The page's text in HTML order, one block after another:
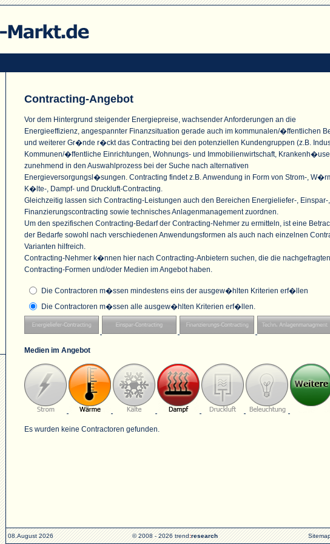
Contracting-Angebot
Vor dem Hintergrund steigender Energiepreise, wachsender Anforderungen an die
Energieeffizienz, angespannter Finanzsituation gerade auch im kommunalen/�ffentlichen
und weiterer Gr�nde r�ckt das Contracting bei den potenziellen Kundengruppen (z.B.
Kommunen/�ffentliche Einrichtungen, Wohnungs- und Immobilienwirtschaft,
zunehmend in den Auswahlprozess bei der Suche nach alternativen
Energieversorgungsl�sungen. Contracting findet z.B. Anwendung in Form von Strom-,
K�lte-, Dampf- und Druckluft-Contracting.
Gleichzeitig lassen sich Contracting-Leistungen auch den Bereichen Energieliefer-, Einspar-,
Finanzierungscontracting sowie technisches Anlagenmanagement zuordnen.
Um den spezifischen Contracting-Bedarf der Contracting-Nehmer zu ermitteln, ist eine
der Bedarfe sowohl nach verschiedenen Anwendungsformen als auch nach einzelnen
Varianten hilfreich.
Contracting-Nehmer k�nnen hier nach Contracting-Anbietern suchen, die die nachgefragten
Contracting-Formen und/oder Medien im Angebot haben.
Die Contractoren m�ssen mindestens eins der ausgew�hlten Kriterien erf�llen
Die Contractoren m�ssen alle ausgew�hlten Kriterien erf�llen.
Medien im Angebot
Es wurden keine Contractoren gefunden.
08.August 2026 © 2008 - 2026 trend:research